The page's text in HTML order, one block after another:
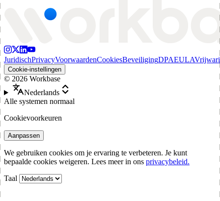
JuridischPrivacyVoorwaardenCookiesBeveiligingDPAEULA
Cookie-instellingen
© 2026 Workbase
Nederlands
Alle systemen normaal
Cookievoorkeuren
Aanpassen
We gebruiken cookies om je ervaring te verbeteren. Je kunt
bepaalde cookies weigeren. Lees meer in ons privacybeleid.
Taal